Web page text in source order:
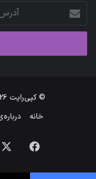
آدرس
ایمیل
خود
وارد
© کپی‌رایت 2026
خانه
فیس
بوک